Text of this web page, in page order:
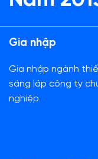
Gia nhập
Gia nhập ngành
sáng lập công ty
nghiệp